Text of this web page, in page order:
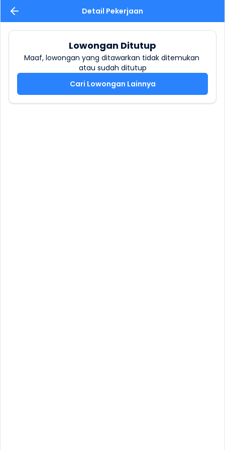
Detail Pekerjaan
Lowongan Ditutup
Maaf, lowongan yang ditawarkan tidak ditemukan
atau sudah ditutup
Cari Lowongan Lainnya